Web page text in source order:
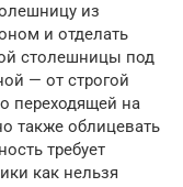
из
и отделать
столешницы под
— от строгой
переходящей на
также облицевать
требует
как нельзя